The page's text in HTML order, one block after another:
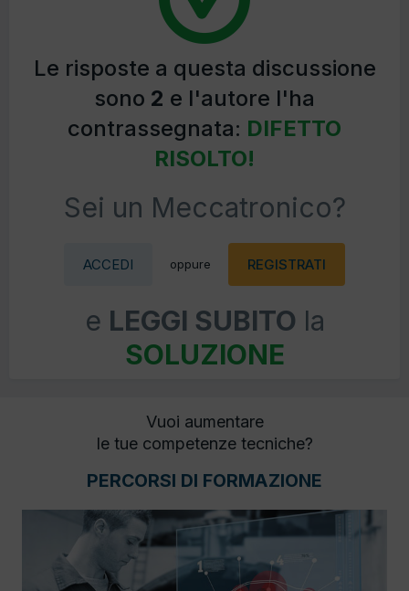
Le risposte a questa discussione
sono 2 e l'autore l'ha
contrassegnata: DIFETTO
RISOLTO!
Sei un Meccatronico?
ACCEDI oppure REGISTRATI
e LEGGI SUBITO la
SOLUZIONE
Vuoi aumentare
le tue competenze tecniche?
PERCORSI DI FORMAZIONE